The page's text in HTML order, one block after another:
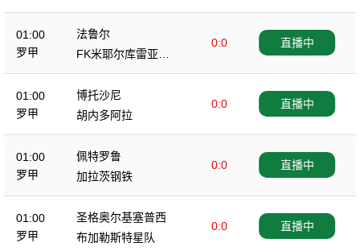
01:00
罗甲
法鲁尔
0:0
FK米耶尔库雷亚丘
克
直播中
01:00
罗甲
博托沙尼
0:0
胡内多阿拉
直播中
01:00
罗甲
佩特罗鲁
0:0
加拉茨钢铁
直播中
01:00
罗甲
圣格奥尔基塞普西
0:0
布加勒斯特星队
直播中